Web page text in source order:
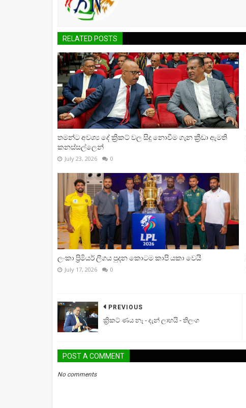
RELATED POSTS
තමන්ට අවශ්‍ය දේ ක්‍රිකට් වල සිදු නොවීම ගැන ක්‍රීඩා ඇමති
කනස්සල්ලෙන්
July 23, 2026 0
ලංකා ප්‍රිමියර් ලීගය පුදන කොටම කාපි යකා වෙයි
July 17, 2026 0
PREVIOUS
ක්‍රිකට් ණය නෑ - දැන් ලාභයි - තිලංග
POST A COMMENT
No comments